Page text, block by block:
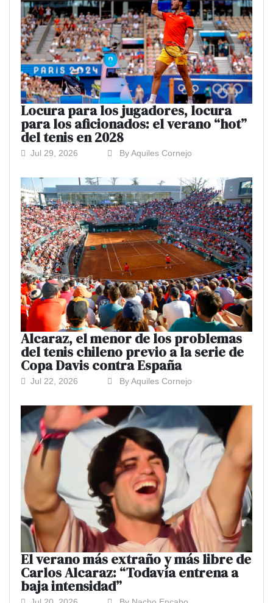
Locura para los jugadores, locura
para los aficionados: el verano “hot”
del tenis en 2028
Jul 29, 2026 By Aquiles Cornejo
Alcaraz, el menor de los problemas
del tenis chileno previo a la serie de
Copa Davis contra España
Jul 22, 2026 By Aquiles Cornejo
El verano más extraño y más libre de
Carlos Alcaraz: “Todavía entrena a
baja intensidad”